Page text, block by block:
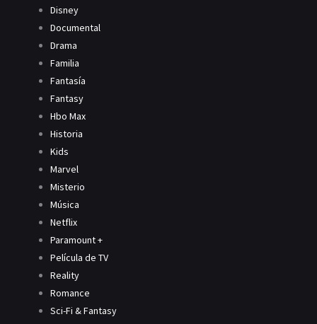
Disney
Documental
Drama
Familia
Fantasía
Fantasy
Hbo Max
Historia
Kids
Marvel
Misterio
Música
Netflix
Paramount +
Película de TV
Reality
Romance
Sci-Fi & Fantasy